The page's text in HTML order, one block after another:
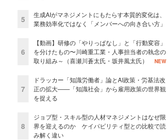
5
生成AIがマネジメントにもたらす本質的変化は、
業務効率化ではなく「メンバーへの向き合い方」
6
【動画】研修の「やりっぱなし」と「行動変容」
を分けたもの〜川崎重工業・人事担当者の執念の
取り組み～（喜瀬川蒼太氏・坂井風太氏）
NEW
7
ドラッカー「知識労働者」論とAI政策・労基法改
正の拡大——「知識社会」から雇用政策の世界観
を捉える
8
ジョブ型・スキル型の人材マネジメントはなぜ限
界を迎えるのか ケイパビリティ型との比較で読
み解く違い